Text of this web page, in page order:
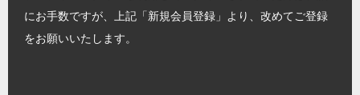
にお手数ですが、上記「新規会員登録」より、改めてご登録
をお願いいたします。